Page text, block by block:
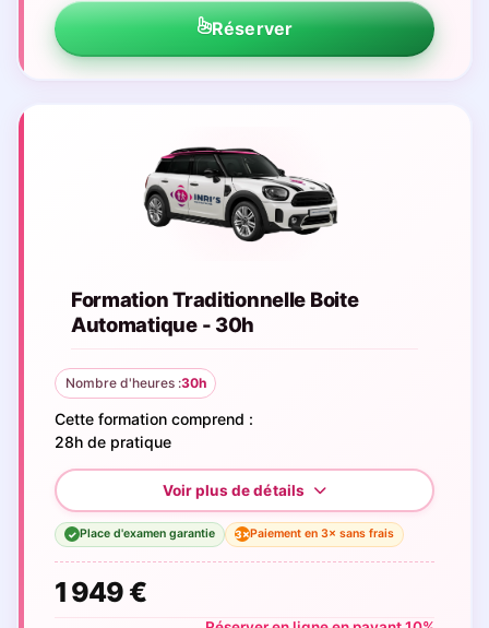
Réserver
Formation Traditionnelle Boite
Automatique - 30h
Nombre d'heures :30h
Cette formation comprend :
28h de pratique
✓ Place d'examen garantie 3×Paiement en 3× sans frais
1 949 €